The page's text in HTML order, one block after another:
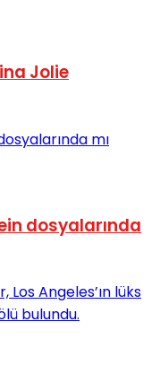
Jolie
dosyalarında